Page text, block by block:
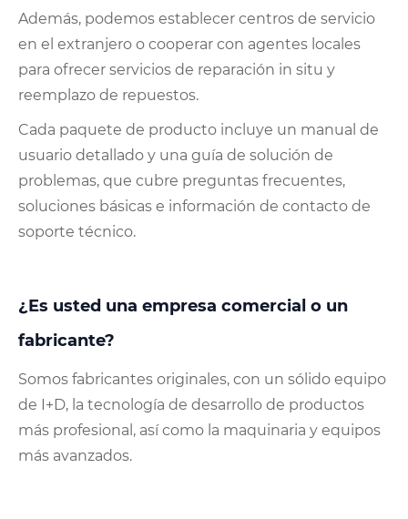
Además, podemos establecer centros de servicio
en el extranjero o cooperar con agentes locales
para ofrecer servicios de reparación in situ y
reemplazo de repuestos.
Cada paquete de producto incluye un manual de
usuario detallado y una guía de solución de
problemas, que cubre preguntas frecuentes,
soluciones básicas e información de contacto de
soporte técnico.
¿Es usted una empresa comercial o un
fabricante?
Somos fabricantes originales, con un sólido equipo
de I+D, la tecnología de desarrollo de productos
más profesional, así como la maquinaria y equipos
más avanzados.